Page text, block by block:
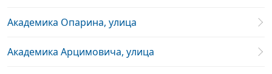
Академика Опарина, улица
Академика Арцимовича, улица